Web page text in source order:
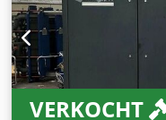
STV-ST61-30-40,
240 V/ (50-60 Hz)
Maximale
bedrijfstemperatuur:
Chedpsulayxofx An
typeplaatjes op de
VERKOCHT